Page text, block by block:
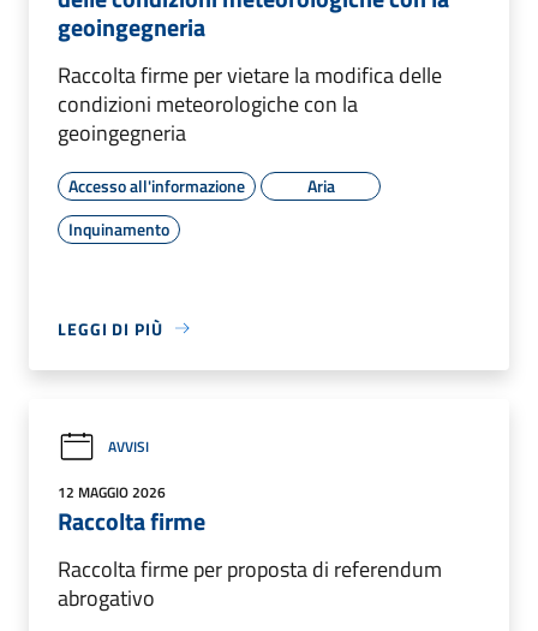
geoingegneria
Raccolta firme per vietare la modifica delle
condizioni meteorologiche con la
geoingegneria
Accesso all'informazione
Aria
Inquinamento
LEGGI DI PIÙ
AVVISI
12 MAGGIO 2026
Raccolta firme
Raccolta firme per proposta di referendum
abrogativo